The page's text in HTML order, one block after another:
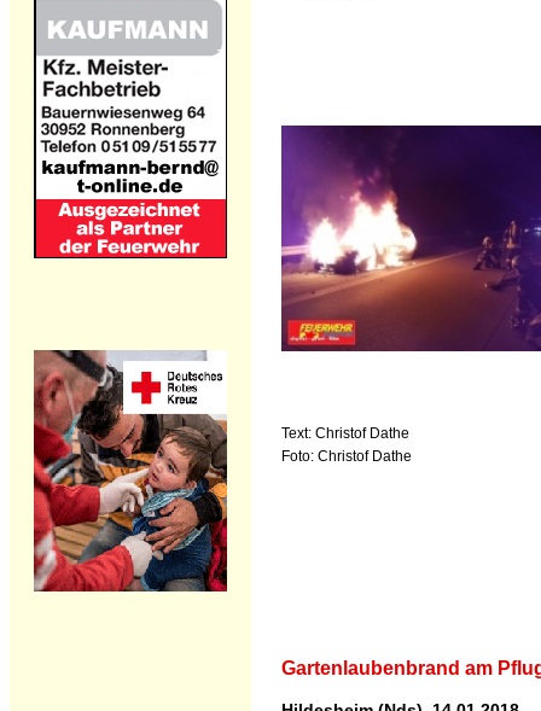
Text: Christof Dathe
Foto: Christof Dathe
Gartenlaubenbrand am